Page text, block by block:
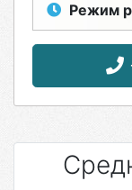
Режим